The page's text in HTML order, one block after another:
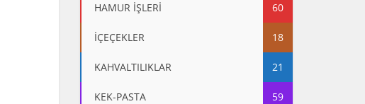
HAMUR İŞLERİ 60
İÇEÇEKLER 18
KAHVALTILIKLAR 21
KEK-PASTA 59